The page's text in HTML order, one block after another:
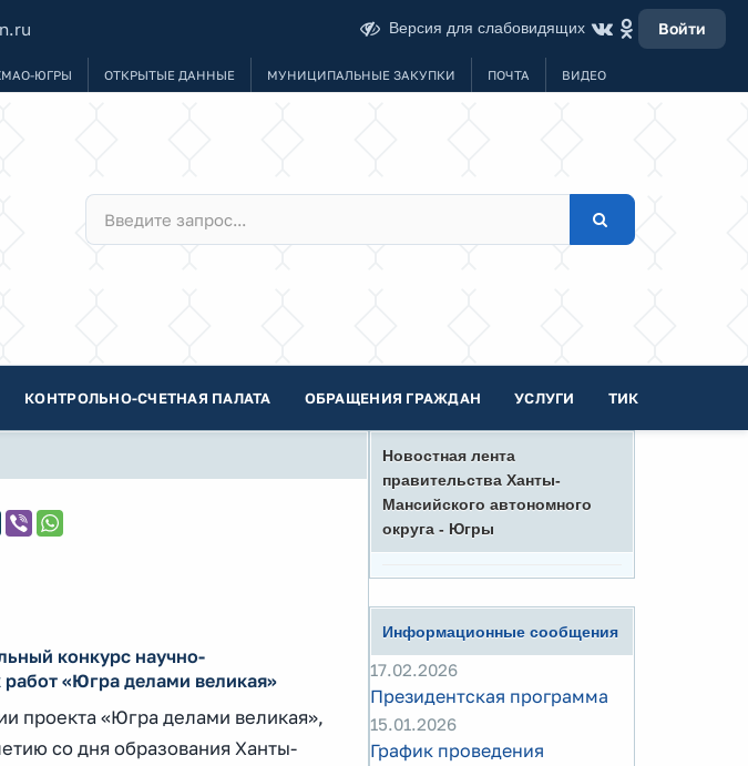
Версия для слабовидящих Войти
ЮГРЫ ОТКРЫТЫЕ ДАННЫЕ МУНИЦИПАЛЬНЫЕ ЗАКУПКИ ПОЧТА ВИДЕО
КОНТРОЛЬНО-СЧЕТНАЯ ПАЛАТА ОБРАЩЕНИЯ ГРАЖДАН УСЛУГИ ТИК
конкурс научно-
работ «Югра делами великая»
проекта «Югра делами великая»,
со дня образования Ханты-
Новостная лента
правительства Ханты-
Мансийского автономного
округа - Югры
Информационные сообщения
17.02.2026
Президентская программа
15.01.2026
График проведения